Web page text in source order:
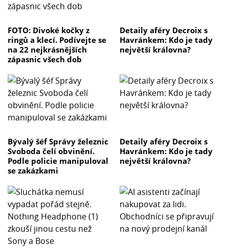
FOTO: Divoké kočky z
ringů a klecí. Podívejte se
na 22 nejkrásnějších
zápasnic všech dob
Detaily aféry Decroix s
Havránkem: Kdo je tady
největší královna?
Bývalý šéf Správy železnic
Svoboda čelí obvinění.
Podle policie manipuloval
se zakázkami
Detaily aféry Decroix s
Havránkem: Kdo je tady
největší královna?